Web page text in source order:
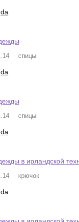
спицы
спицы
в ирландской
крючок